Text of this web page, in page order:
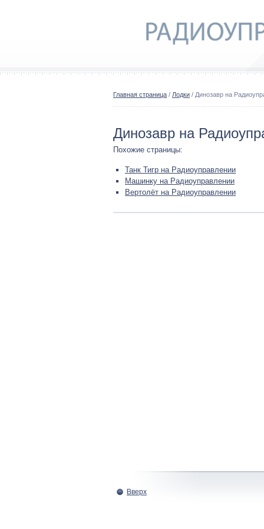
Главная страница / Лодки / Динозавр на
Динозавр на
Похожие страницы:
Танк Тигр на Радиоуправлении
Машинку на Радиоуправлении
Вертолёт на Радиоуправлении
Вверх